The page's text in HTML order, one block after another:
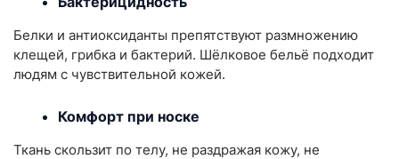
Белки и антиоксиданты препятствуют размножению
клещей, грибка и бактерий. Шёлковое бельё подходит
людям с чувствительной кожей.
Комфорт при носке
Ткань скользит по телу, не раздражая кожу, не